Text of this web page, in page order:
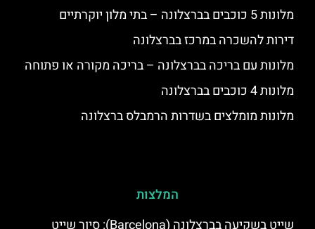
מלונות 5 כוכבים בברצלונה – בתי מלון יוקרתיים
דירות להשכרה במרכז בברצלונה
מלונות עם בריכה בברצלונה – בריכה מקורה או פתוחה
מלונות 4 כוכבים בברצלונה
מלונות מומלצים בשדרות הרמבלס ברצלונה
המלצות
שייט בשקיעה בברצלונה (Barcelona): סיור שייט